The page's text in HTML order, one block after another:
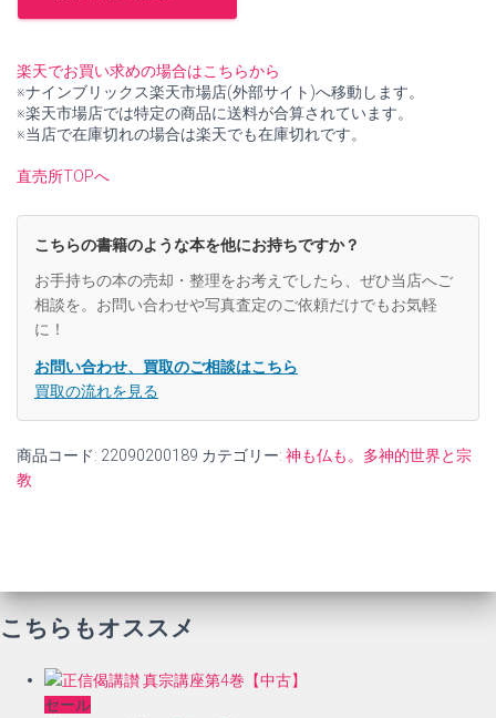
現
【中
古】
個
楽天でお買い求めの場合はこちらから
※ナインブリックス楽天市場店(外部サイト)へ移動します。
※楽天市場店では特定の商品に送料が合算されています。
※当店で在庫切れの場合は楽天でも在庫切れです。
直売所TOPへ
こちらの書籍のような本を他にお持ちですか？
お手持ちの本の売却・整理をお考えでしたら、ぜひ当店へご
相談を。お問い合わせや写真査定のご依頼だけでもお気軽
に！
お問い合わせ、買取のご相談はこちら
買取の流れを見る
商品コード: 22090200189 カテゴリー: 神も仏も。多神的世界と宗
教
こちらもオススメ
セール